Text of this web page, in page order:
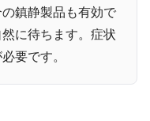
鎮静製品も有効で
に待ちます。症状
要です。